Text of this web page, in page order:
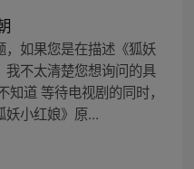
如果您是在描述《狐妖
不太清楚您想询问的具
道 等待电视剧的同时，
妖小红娘》原...